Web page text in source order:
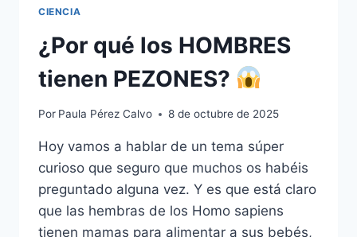
CIENCIA
¿Por qué los HOMBRES
tienen PEZONES?​
Por Paula Pérez Calvo 8 de octubre de 2025
Hoy vamos a hablar de un tema súper
curioso que seguro que muchos os habéis
preguntado alguna vez. Y es que está claro
que las hembras de los Homo sapiens
tienen mamas para alimentar a sus bebés,